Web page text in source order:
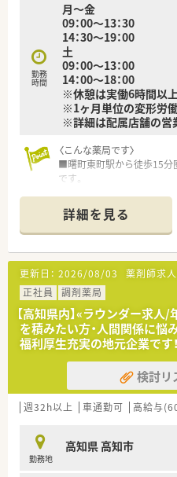
■大手HDグループならでは
たい方
などお気軽にお問い合わせく
勤務
時間
月～金
09：00～13：30
14：30～19：00
土
09：00～13：00
14：00～18：00
※休憩は実働6時間以
※1ヶ月単位の変形労
※詳細は配属店舗の営
〈こんな薬局です〉
■曙町東町駅から徒歩15分
です。
広域処方箋の他、近隣の
応需しています。
■薬剤師1名、事務2名体制
〈業務内容〉
■OTC医薬品の販売に関する
■調剤業務、レセコンを用
す。
〈法人概要〉
■創業205周年を迎える総合
■高知県内でドラッグスト
■医薬品から日用品、化粧
ことができます。
■広々とした調剤室はどこ
詳細を見る
更新日： 2026/08/03 薬剤師求人
正社員
調剤薬局
【高知県内】«ラウンダー求
を積みたい方・人間関係に
福利厚生充実の地元企業です！
検討リ
週32h以上 車通勤可 高給与
勤務地
高知県 高知市